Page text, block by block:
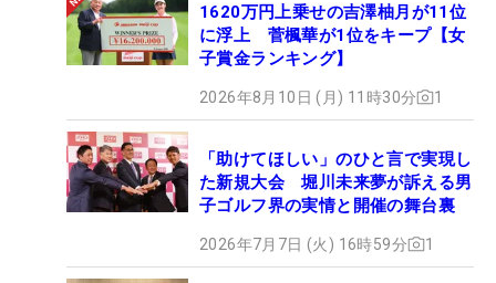
1620万円上乗せの吉澤柚月が11位
に浮上 菅楓華が1位をキープ【女
子賞金ランキング】
2026年8月10日 (月) 11時30分 1
「助けてほしい」のひと言で実現し
た新規大会 堀川未来夢が訴える男
子ゴルフ界の実情と開催の舞台裏
2026年7月7日 (火) 16時59分 1